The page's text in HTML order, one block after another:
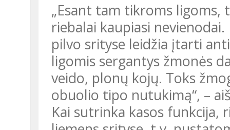
„Esant tam tikroms ligoms,
riebalai kaupiasi
pilvo srityse leidžia įtarti
ligomis sergantys žmonės
veido, plonų kojų. Toks
obuolio tipo nutukimą“, –
Kai sutrinka kasos funkcija,